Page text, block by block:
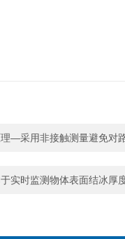
—采用非接触测量避免对
实时监测物体表面结冰厚